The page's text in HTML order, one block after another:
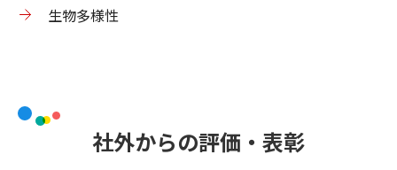
生物多様性
社外からの評価・表彰